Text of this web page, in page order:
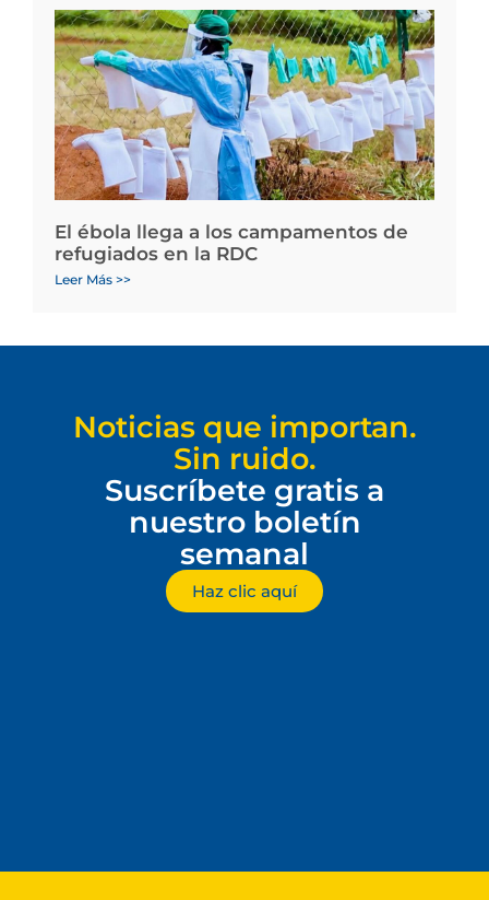
El ébola llega a los campamentos de
refugiados en la RDC
Leer Más >>
Noticias que importan.
Sin ruido.
Suscríbete gratis a
nuestro boletín
semanal
Haz clic aquí